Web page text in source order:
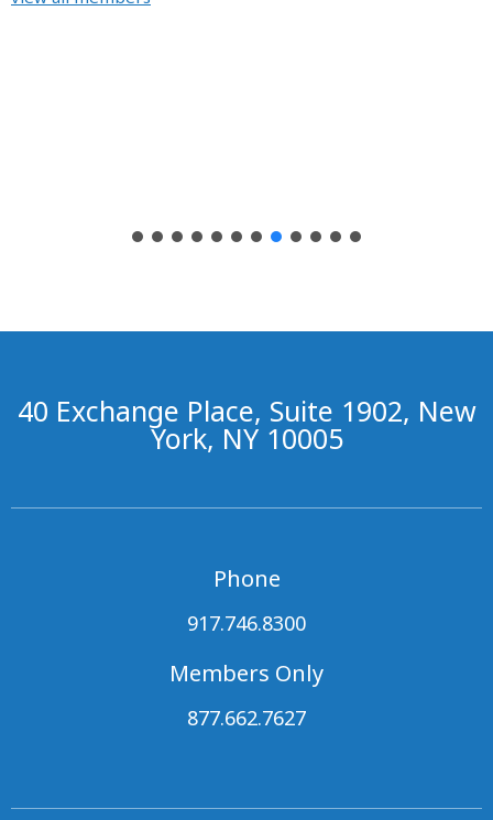
40 Exchange Place, Suite 1902, New
York, NY 10005
Phone
917.746.8300
Members Only
877.662.7627